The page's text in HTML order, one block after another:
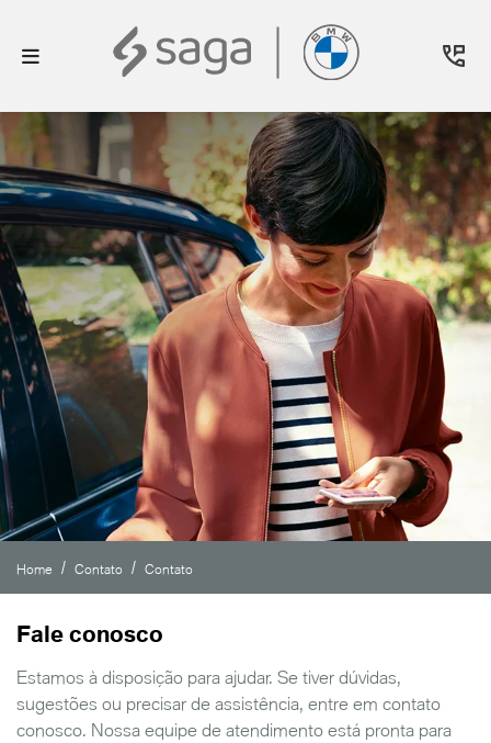
Home Contato Contato
Fale conosco
Estamos à disposição para ajudar. Se tiver dúvidas,
sugestões ou precisar de assistência, entre em contato
conosco. Nossa equipe de atendimento está pronta para